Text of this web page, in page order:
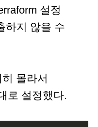
설정
하지 않을 수
몰라서
로 설정했다.